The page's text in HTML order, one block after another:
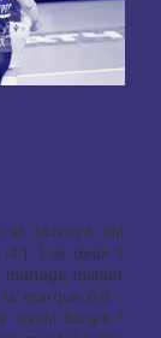
et Muzaya ont
Les deux ?
mutuel.
marque 6:6 -
avant Surgut ?